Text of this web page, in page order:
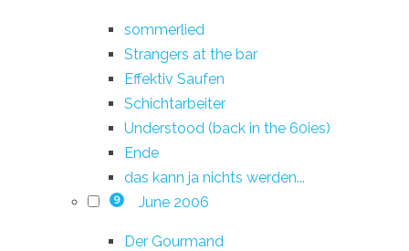
sommerlied
Strangers at the bar
Effektiv Saufen
Schichtarbeiter
Understood (back in the 60ies)
Ende
das kann ja nichts werden...
9 June 2006
Der Gourmand